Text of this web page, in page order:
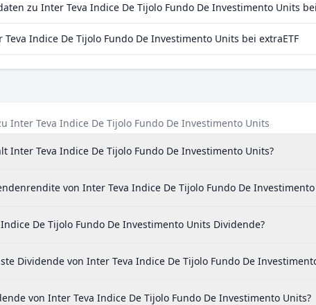
zu Inter Teva Indice De Tijolo Fundo De Investimento Units
Indice De Tijolo Fundo De Investimento Units bei extraETF
Inter Teva Indice De Tijolo Fundo De Investimento Units
Inter Teva Indice De Tijolo Fundo De Investimento Units?
von Inter Teva Indice De Tijolo Fundo De Investimento
De Tijolo Fundo De Investimento Units Dividende?
Dividende von Inter Teva Indice De Tijolo Fundo De
von Inter Teva Indice De Tijolo Fundo De Investimento Units?